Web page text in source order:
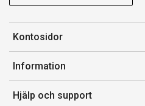
Kontosidor
Mina sidor
Orderhistorik
Fakturor & Kvitton
Information
Försäljningsvillkor
Hjälp och support